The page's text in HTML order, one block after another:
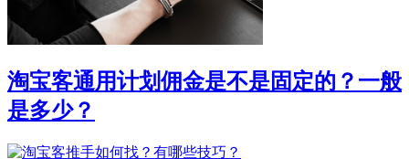
淘宝客通用计划佣金是不是固定的？一般
是多少？